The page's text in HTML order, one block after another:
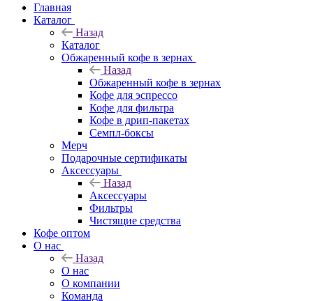
Главная
Каталог
Назад
Каталог
Обжаренный кофе в зернах
Назад
Обжаренный кофе в зернах
Кофе для эспрессо
Кофе для фильтра
Кофе в дрип-пакетах
Семпл-боксы
Мерч
Подарочные сертификаты
Аксессуары
Назад
Аксессуары
Фильтры
Чистящие средства
Кофе оптом
О нас
Назад
О нас
О компании
Команда